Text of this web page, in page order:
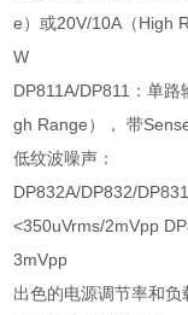
e）或20V/10A （High
W
DP811A/DP811 ：单路
gh Range）， 带
低纹波噪声：
DP832A/DP832/
<350uVrms/2mVpp
3mVpp
出色的电源调节率和负